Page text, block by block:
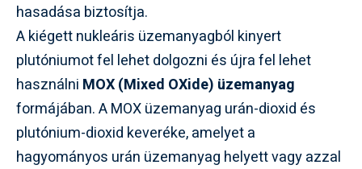
hasadása biztosítja.
A kiégett nukleáris üzemanyagból kinyert
plutóniumot fel lehet dolgozni és újra fel lehet
használni MOX (Mixed OXide) üzemanyag
formájában. A MOX üzemanyag urán-dioxid és
plutónium-dioxid keveréke, amelyet a
hagyományos urán üzemanyag helyett vagy azzal